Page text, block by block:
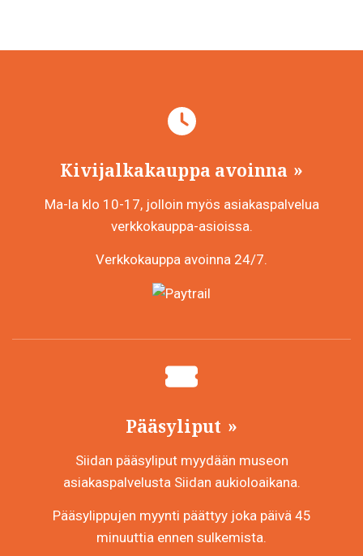
Kivijalkakauppa avoinna
Ma-la klo 10-17, jolloin myös asiakaspalvelua
verkkokauppa-asioissa.
Verkkokauppa avoinna 24/7.
Pääsyliput
Siidan pääsyliput myydään museon
asiakaspalvelusta Siidan aukioloaikana.
Pääsylippujen myynti päättyy joka päivä 45
minuuttia ennen sulkemista.